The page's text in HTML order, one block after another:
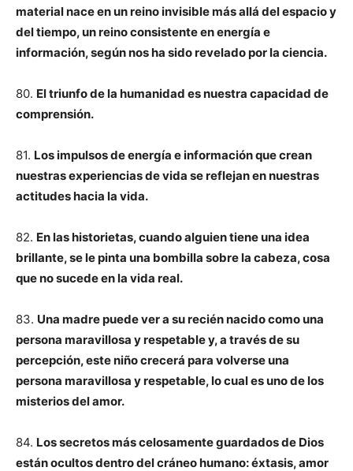
material nace en un reino invisible más allá del espacio y
del tiempo, un reino consistente en energía e
información, según nos ha sido revelado por la ciencia.
80. El triunfo de la humanidad es nuestra capacidad de
comprensión.
81. Los impulsos de energía e información que crean
nuestras experiencias de vida se reflejan en nuestras
actitudes hacia la vida.
82. En las historietas, cuando alguien tiene una idea
brillante, se le pinta una bombilla sobre la cabeza, cosa
que no sucede en la vida real.
83. Una madre puede ver a su recién nacido como una
persona maravillosa y respetable y, a través de su
percepción, este niño crecerá para volverse una
persona maravillosa y respetable, lo cual es uno de los
misterios del amor.
84. Los secretos más celosamente guardados de Dios
están ocultos dentro del cráneo humano: éxtasis, amor